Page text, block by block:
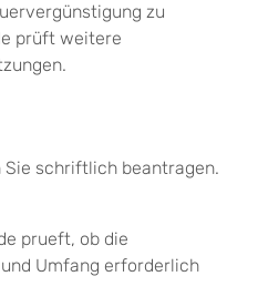
zu
prüft weitere
Sie schriftlich beantragen.
prueft, ob die
Umfang erforderlich